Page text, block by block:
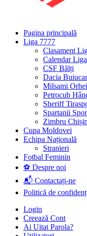
Pagina principală
Liga 7777
Clasament
Calendar
CSF Bălți
Dacia
Milsami Orhei
Petrocub
Sheriff
Spartanii
Zimbru
Cupa Moldovei
Echipa Națională
Stranieri
Fotbal Feminin
⚽ Despre noi
📬 Contactați-ne
Politică de
Login
Creează Cont
Ai Uitat Parola?